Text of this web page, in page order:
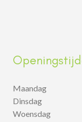
Maandag
Dinsdag
Woensdag